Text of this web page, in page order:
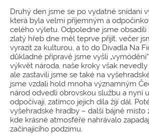
Druhý den jsme se po vydatné snídani
která byla velmi příjemným a
celého výletu. Odpoledne jsme obsadili
zlatý hřeb dne měl teprve přijít, večer
vyrazit za kulturou, a to do Divadla Na
důkladné přípravě jsme vyšli
výkvět národa, naše kroky však
ale zastavili jsme se také na
jsme vzdali hold mnoha významným
národ odvedli obrovskou službu a nyní
odpočívají, zatímco jejich díla žijí dál.
vyšehradské hradby – další bájné místo
kde krásné atmosféře nahrávalo
začínajícího podzimu.